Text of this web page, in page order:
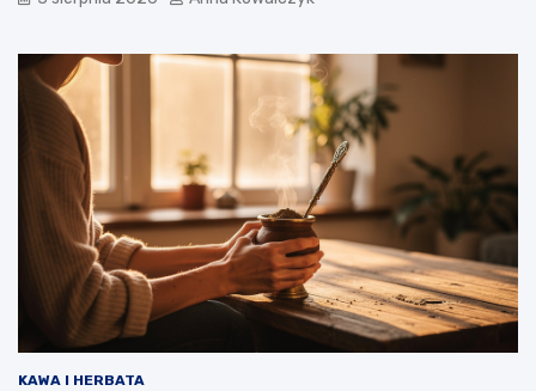
KAWA I HERBATA